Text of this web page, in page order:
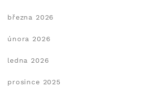
března 2026
února 2026
ledna 2026
prosince 2025